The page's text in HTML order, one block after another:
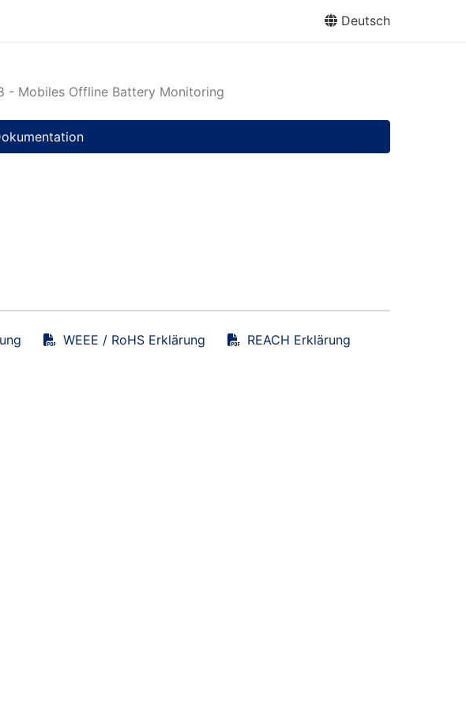
Deutsch
- Mobiles Offline Battery Monitoring
WEEE / RoHS Erklärung REACH Erklärung